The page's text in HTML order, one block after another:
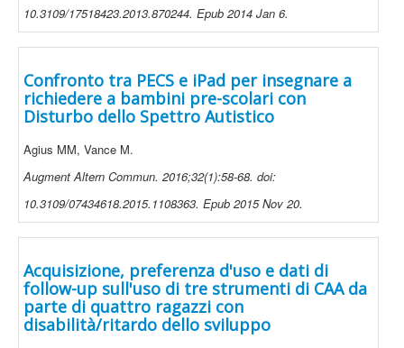
10.3109/17518423.2013.870244. Epub 2014 Jan 6.
Confronto tra PECS e iPad per insegnare a
richiedere a bambini pre-scolari con
Disturbo dello Spettro Autistico
Agius MM, Vance M.
Augment Altern Commun. 2016;32(1):58-68. doi:
10.3109/07434618.2015.1108363. Epub 2015 Nov 20.
Acquisizione, preferenza d'uso e dati di
follow-up sull'uso di tre strumenti di CAA da
parte di quattro ragazzi con
disabilità/ritardo dello sviluppo